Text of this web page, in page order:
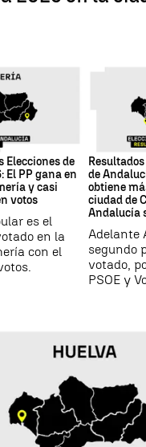
Elecciones de
El PP gana en
y casi
votos
es el
en la
con el
de
obtiene
ciudad de
Andalucía
Adelante
segundo
votado,
PSOE y